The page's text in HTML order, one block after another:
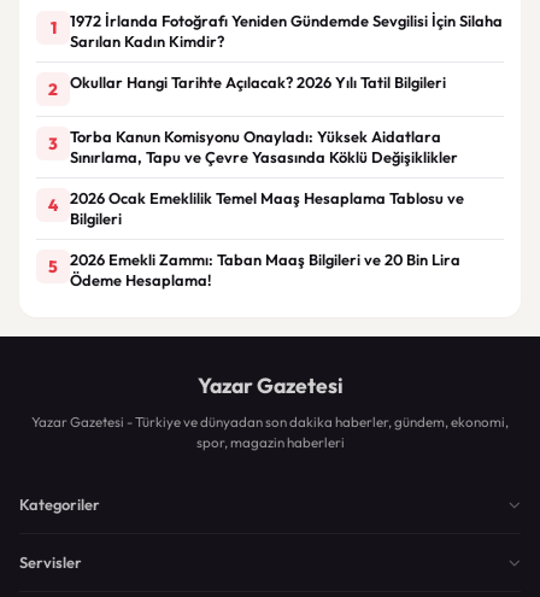
1
1972 İrlanda Fotoğrafı Yeniden Gündemde Sevgilisi İçin Silaha
Sarılan Kadın Kimdir?
2 Okullar Hangi Tarihte Açılacak? 2026 Yılı Tatil Bilgileri
3
Torba Kanun Komisyonu Onayladı: Yüksek Aidatlara
Sınırlama, Tapu ve Çevre Yasasında Köklü Değişiklikler
4
2026 Ocak Emeklilik Temel Maaş Hesaplama Tablosu ve
Bilgileri
5
2026 Emekli Zammı: Taban Maaş Bilgileri ve 20 Bin Lira
Ödeme Hesaplama!
Yazar Gazetesi
Yazar Gazetesi - Türkiye ve dünyadan son dakika haberler, gündem, ekonomi,
spor, magazin haberleri
Kategoriler
Servisler